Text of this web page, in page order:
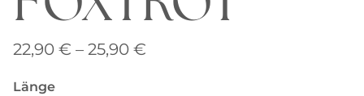
22,90 € – 25,90 €
Länge